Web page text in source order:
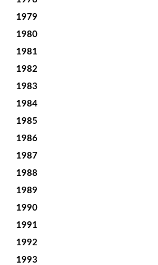
1979
1980
1981
1982
1983
1984
1985
1986
1987
1988
1989
1990
1991
1992
1993